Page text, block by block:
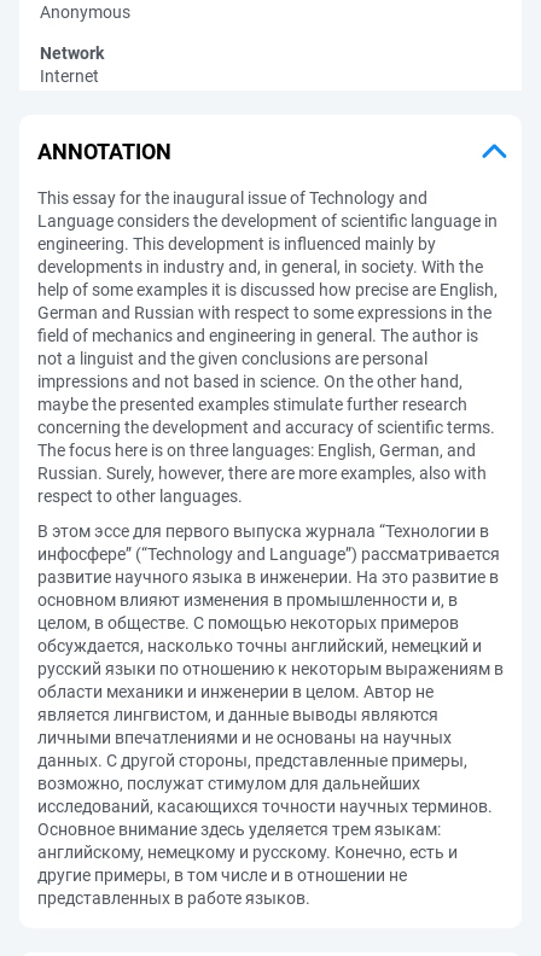
Anonymous
Network
Internet
ANNOTATION
This essay for the inaugural issue of Technology and
Language considers the development of scientific language in
engineering. This development is influenced mainly by
developments in industry and, in general, in society. With the
help of some examples it is discussed how precise are English,
German and Russian with respect to some expressions in the
field of mechanics and engineering in general. The author is
not a linguist and the given conclusions are personal
impressions and not based in science. On the other hand,
maybe the presented examples stimulate further research
concerning the development and accuracy of scientific terms.
The focus here is on three languages: English, German, and
Russian. Surely, however, there are more examples, also with
respect to other languages.
В этом эссе для первого выпуска журнала “Технологии в
инфосфере” (“Technology and Language”) рассматривается
развитие научного языка в инженерии. На это развитие в
основном влияют изменения в промышленности и, в
целом, в обществе. С помощью некоторых примеров
обсуждается, насколько точны английский, немецкий и
русский языки по отношению к некоторым выражениям в
области механики и инженерии в целом. Автор не
является лингвистом, и данные выводы являются
личными впечатлениями и не основаны на научных
данных. С другой стороны, представленные примеры,
возможно, послужат стимулом для дальнейших
исследований, касающихся точности научных терминов.
Основное внимание здесь уделяется трем языкам:
английскому, немецкому и русскому. Конечно, есть и
другие примеры, в том числе и в отношении не
представленных в работе языков.